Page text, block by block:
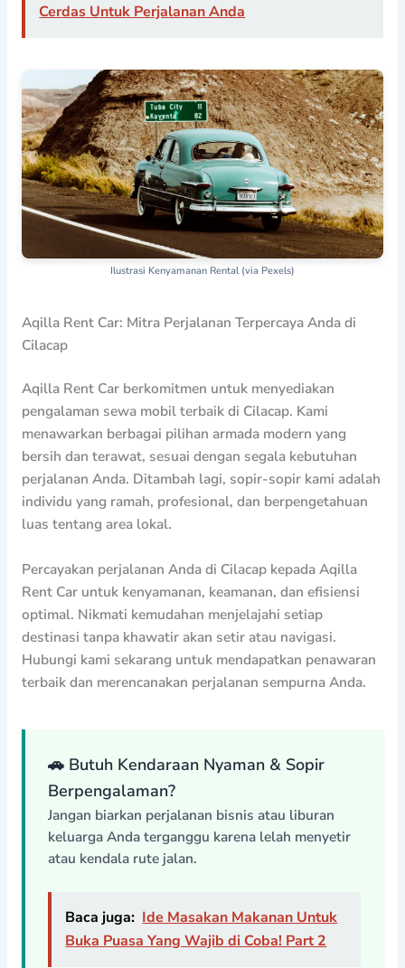
Cerdas Untuk Perjalanan Anda
Ilustrasi Kenyamanan Rental (via Pexels)
Aqilla Rent Car: Mitra Perjalanan Terpercaya Anda di
Cilacap
Aqilla Rent Car berkomitmen untuk menyediakan
pengalaman sewa mobil terbaik di Cilacap. Kami
menawarkan berbagai pilihan armada modern yang
bersih dan terawat, sesuai dengan segala kebutuhan
perjalanan Anda. Ditambah lagi, sopir-sopir kami adalah
individu yang ramah, profesional, dan berpengetahuan
luas tentang area lokal.
Percayakan perjalanan Anda di Cilacap kepada Aqilla
Rent Car untuk kenyamanan, keamanan, dan efisiensi
optimal. Nikmati kemudahan menjelajahi setiap
destinasi tanpa khawatir akan setir atau navigasi.
Hubungi kami sekarang untuk mendapatkan penawaran
terbaik dan merencanakan perjalanan sempurna Anda.
🚗 Butuh Kendaraan Nyaman & Sopir
Berpengalaman?
Jangan biarkan perjalanan bisnis atau liburan
keluarga Anda terganggu karena lelah menyetir
atau kendala rute jalan.
Baca juga: Ide Masakan Makanan Untuk
Buka Puasa Yang Wajib di Coba! Part 2